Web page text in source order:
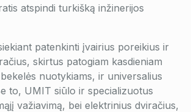
atspindi turkišką inžinerijos
patenkinti įvairius poreikius ir
skirtus patogiam kasdieniam
nuotykiams, ir universalius
to, UMIT siūlo ir specializuotus
važiavimą, bei elektrinius dviračius,